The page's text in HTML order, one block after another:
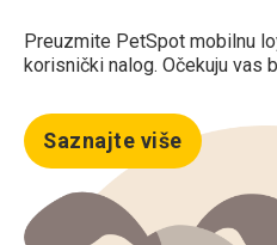
Preuzmite PetSpot mobilnu
korisnički nalog. Očekuju vas
Saznajte više